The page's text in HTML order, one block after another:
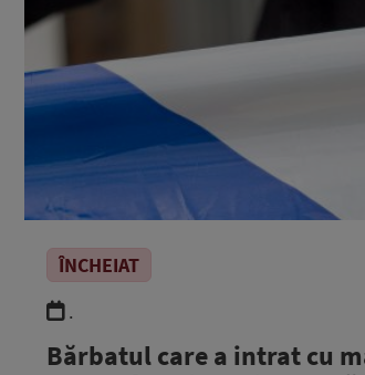
ÎNCHEIAT
.
Bărbatul care a intrat cu